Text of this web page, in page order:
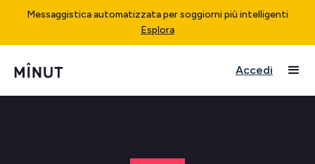
Messaggistica automatizzata per soggiorni più intelligenti
Esplora
Accedi